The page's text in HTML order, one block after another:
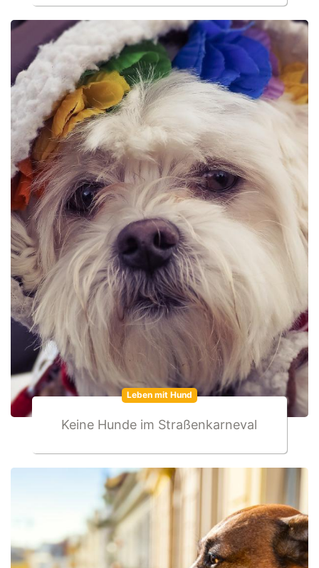
Leben mit Hund
Keine Hunde im Straßenkarneval